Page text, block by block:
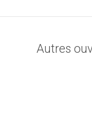
Autres